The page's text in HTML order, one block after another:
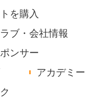
を購入
ブ・会社情報
ンサー
アカデミー